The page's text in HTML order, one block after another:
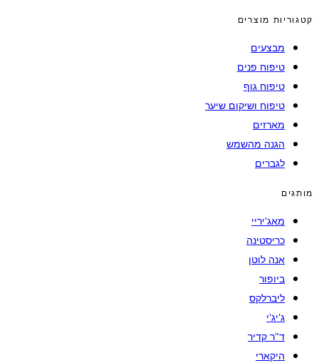
קטגוריות מוצרים
מבצעים
טיפוח פנים
טיפוח גוף
טיפוח ושיקום שיער
מארזים
הגנה מהשמש
לגברים
מותגים
מאג'יריי
כריסטינה
אנה לוטן
ביופור
ליברלקס
ג'יג'י
ד"ר קדיר
היקארי